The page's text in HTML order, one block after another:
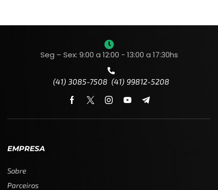
Seg – Sex: 9:00 a 12:00 - 13:00 a 17:30hs
(41) 3085-7508 (41) 99812-5208
EMPRESA
Sobre
Parceiros